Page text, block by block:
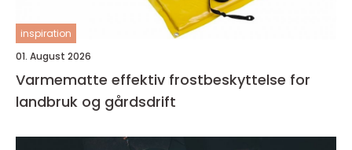
inspiration
01. August 2026
Varmematte effektiv frostbeskyttelse for
landbruk og gårdsdrift